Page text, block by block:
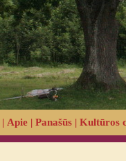
| Apie | Panašūs | Kultūros